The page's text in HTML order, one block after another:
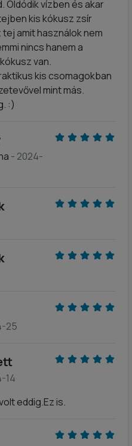
Oldódik vízben és akar
kis kókusz zsír
amit használok nem
nincs hanem a
van.
kis csomagokban
mint más.
:)
- 2024-
25
14
eddig.Ez is.